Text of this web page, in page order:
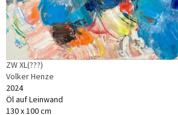
ZW XL(???)
Volker Henze
2024
Öl auf Leinwand
130 x 100 cm